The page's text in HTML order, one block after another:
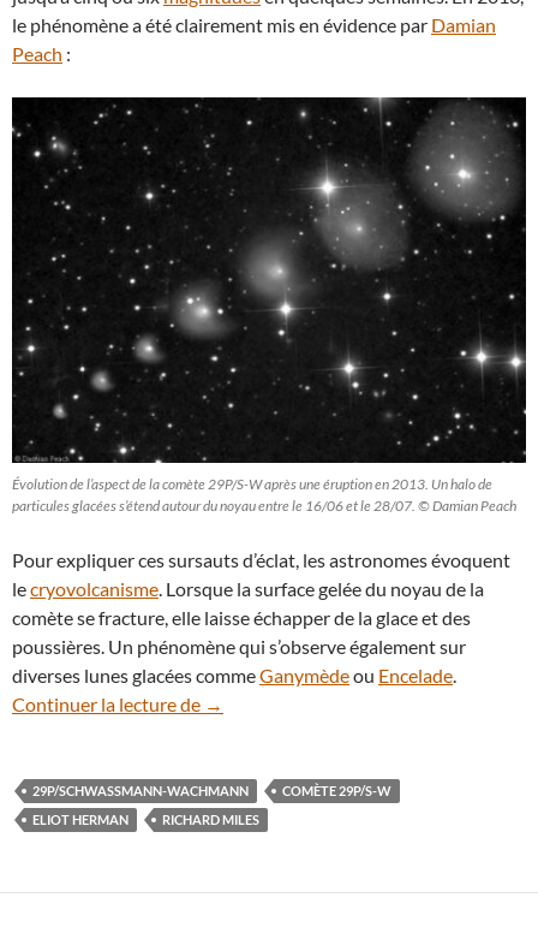
le phénomène a été clairement mis en évidence par Damian
Peach :
Évolution de l’aspect de la comète 29P/S-W après une éruption en 2013. Un halo de
particules glacées s’étend autour du noyau entre le 16/06 et le 28/07. © Damian Peach
Pour expliquer ces sursauts d’éclat, les astronomes évoquent
lecryovolcanisme. Lorsque la surface gelée du noyau de la
comète se fracture, elle laisse échapper de la glace et des
poussières. Un phénomène qui s’observe également sur
diverses lunes glacées commeGanymèdeou Encelade.
Continuer la lecture de Nouvelle éruption sur la comète 29P/
→
29P/SCHWASSMANN-WACHMANN
COMÈTE 29P/S-W
ELIOT HERMAN
RICHARD MILES